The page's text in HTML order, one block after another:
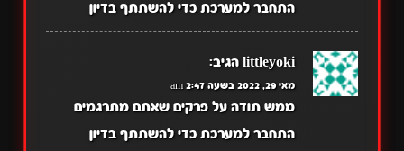
התחבר למערכת כדי להשתתף בדיון
littleyoki הגיב:
מאי 29, 2022 בשעה 2:47 am
ממש תודה על פרקים שאתם מתרגמים
התחבר למערכת כדי להשתתף בדיון